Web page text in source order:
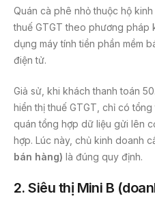
Quán cà phê nhỏ thuộc hộ
thuế GTGT theo phương pháp
dụng máy tính tiền phần mềm
điện tử.
Giả sử, khi khách thanh toán
hiển thị thuế GTGT, chỉ có
quán tổng hợp dữ liệu gửi lên
hợp. Lúc này, chủ kinh doanh
bán hàng) là đúng quy định.
2. Siêu thị Mini B